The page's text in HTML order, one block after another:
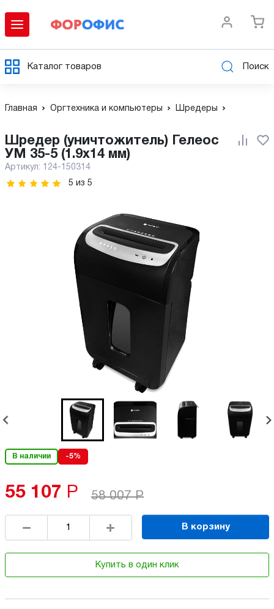
Каталог товаров Поиск
Главная Оргтехника и компьютеры Шредеры
Шредер (уничтожитель) Гелеос
УМ 35-5 (1.9x14 мм)
Артикул: 124-150314
5 из 5
В наличии -5%
55 107 Р 58 007 Р
В корзину
Купить в один клик